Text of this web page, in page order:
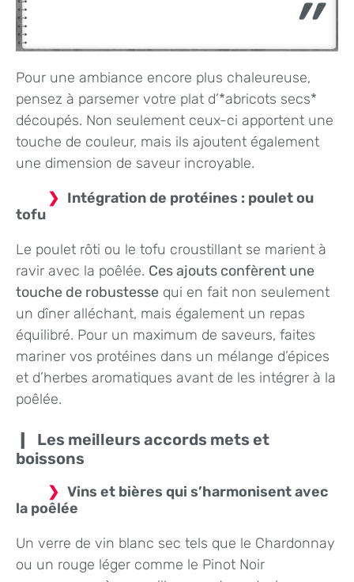
Pour une ambiance encore plus chaleureuse,
pensez à parsemer votre plat d’*abricots secs*
découpés. Non seulement ceux-ci apportent une
touche de couleur, mais ils ajoutent également
une dimension de saveur incroyable.
Intégration de protéines : poulet ou
tofu
Le poulet rôti ou le tofu croustillant se marient à
ravir avec la poêlée. Ces ajouts confèrent une
touche de robustesse qui en fait non seulement
un dîner alléchant, mais également un repas
équilibré. Pour un maximum de saveurs, faites
mariner vos protéines dans un mélange d’épices
et d’herbes aromatiques avant de les intégrer à la
poêlée.
Les meilleurs accords mets et
boissons
Vins et bières qui s’harmonisent avec
la poêlée
Un verre de vin blanc sec tels que le Chardonnay
ou un rouge léger comme le Pinot Noir